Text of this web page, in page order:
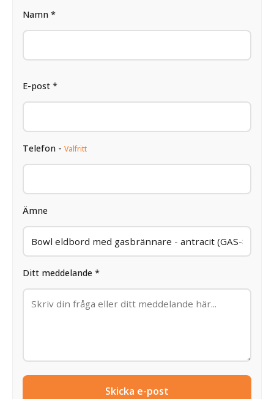
Namn *
E-post *
Telefon - Valfritt
Ämne
Ditt meddelande *
Skicka e-post